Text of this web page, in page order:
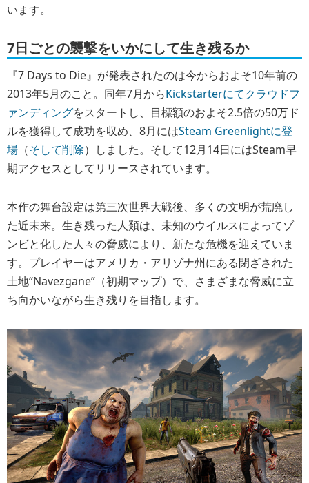
います。
7日ごとの襲撃をいかにして生き残るか
『7 Days to Die』が発表されたのは今からおよそ10年前の
2013年5月のこと。同年7月からKickstarterにてクラウドフ
ァンディングをスタートし、目標額のおよそ2.5倍の50万ド
ルを獲得して成功を収め、8月にはSteam Greenlightに登
場 （そして削除）しました。そして12月14日にはSteam早
期アクセスとしてリリースされています。
本作の舞台設定は第三次世界大戦後、多くの文明が荒廃し
た近未来。生き残った人類は、未知のウイルスによってゾ
ンビと化した人々の脅威により、新たな危機を迎えていま
す。プレイヤーはアメリカ・アリゾナ州にある閉ざされた
土地“Navezgane”（初期マップ）で、さまざまな脅威に立
ち向かいながら生き残りを目指します。